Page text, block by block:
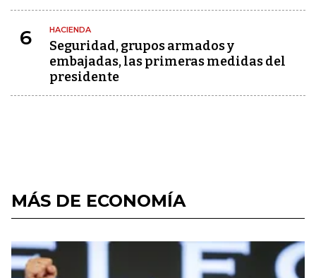
6 HACIENDA
Seguridad, grupos armados y
embajadas, las primeras medidas del
presidente
MÁS DE ECONOMÍA